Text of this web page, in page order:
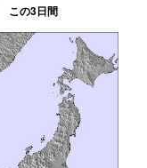
この3日間